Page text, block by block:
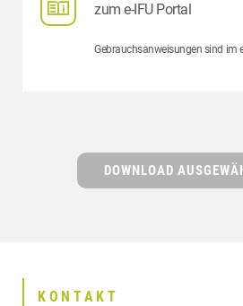
zum e-IFU Portal
Gebrauchsanweisungen sind im
DOWNLOAD
KONTAKT